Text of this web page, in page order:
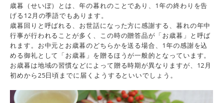
歳暮（せいぼ）とは、年の暮れのことであり、1年の終わりを告
げる12月の季語でもあります。
歳暮回りと呼ばれる、お世話になった方に感謝する、暮れの年中
行事が行われることが多く、この時の贈答品が「お歳暮」と呼ば
れます。お中元とお歳暮のどちらかを送る場合、1年の感謝を込
める御礼として「お歳暮」を贈るほうが一般的となっています。
お歳暮は地域の習慣などによって贈る時期が異なりますが、12月
初めから25日頃までに届くようするといいでしょう。